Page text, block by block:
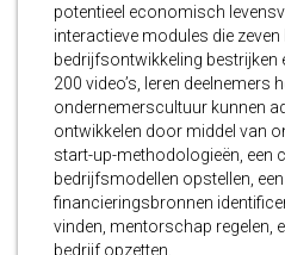
potentieel economisch
interactieve modules die
bedrijfsontwikkeling bestrijken
200 video’s, leren deelnemers
ondernemerscultuur kunnen
ontwikkelen door middel van
start-up-methodologieën, een
bedrijfsmodellen opstellen,
financieringsbronnen
vinden, mentorschap regelen,
bedrijf opzetten.